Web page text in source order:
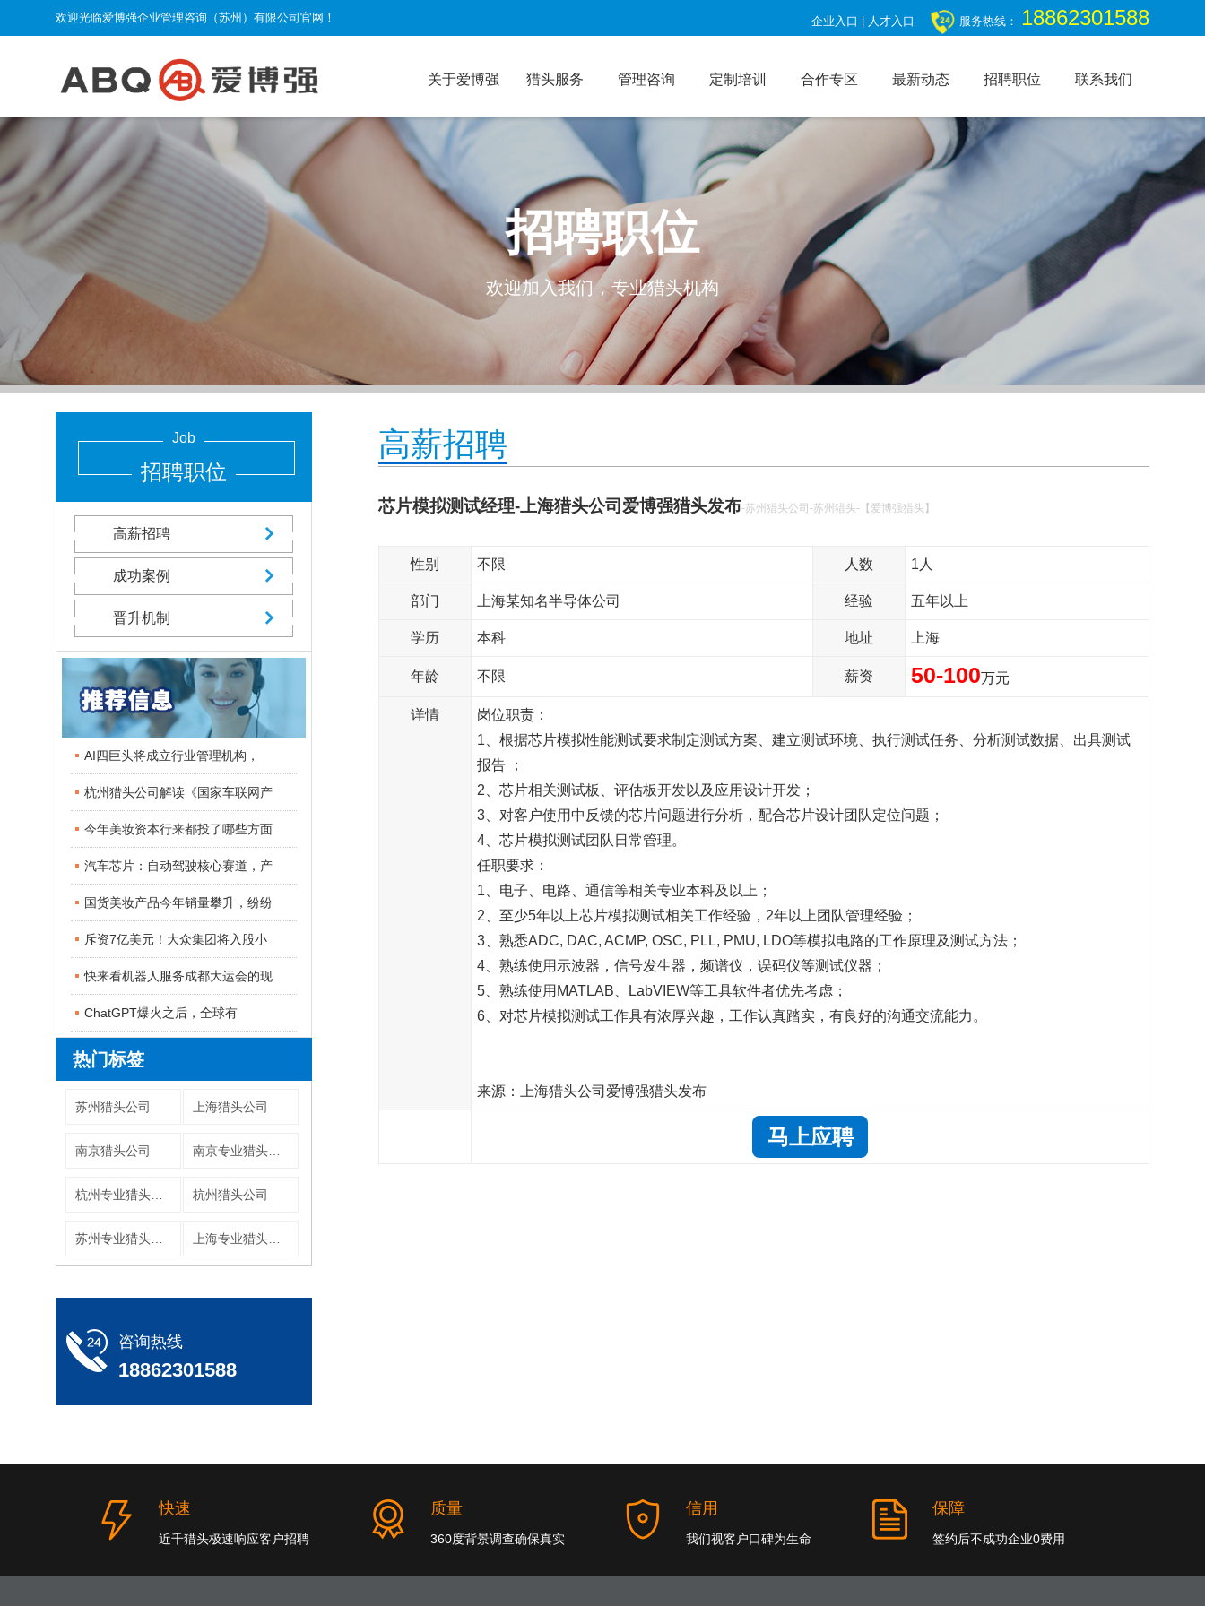
欢迎光临爱博强企业管理咨询（苏州）有限公司官网！ 企业入口 人才入口 服务热线： 18862301588
关于爱博强 猎头服务 管理咨询 定制培训 合作专区 最新动态 招聘职位 联系我们
招聘职位
欢迎加入我们，专业猎头机构
Job
招聘职位
高薪招聘
成功案例
晋升机制
AI四巨头将成立行业管理机构，
杭州猎头公司解读《国家车联网产
今年美妆资本行来都投了哪些方面
汽车芯片：自动驾驶核心赛道，产
国货美妆产品今年销量攀升，纷纷
斥资7亿美元！大众集团将入股小
快来看机器人服务成都大运会的现
ChatGPT爆火之后，全球有
热门标签
苏州猎头公司 上海猎头公司
南京猎头公司
杭州猎头公司
咨询热线
18862301588
高薪招聘
芯片模拟测试经理-上海猎头公司爱博强猎头发布-苏州猎头公司-苏州猎头-【爱博强猎头】
性别 不限 人数 1人
部门 上海某知名半导体公司 经验 五年以上
学历 本科 地址 上海
年龄 不限 薪资 50-100万元
详情
岗位职责：
1、根据芯片模拟性能测试要求制定测试方案、建立测试环境、执行测试任务、分析测试数据、出具测试
报告 ；
2、芯片相关测试板、评估板开发以及应用设计开发；
3、对客户使用中反馈的芯片问题进行分析，配合芯片设计团队定位问题；
4、芯片模拟测试团队日常管理。
任职要求：
1、电子、电路、通信等相关专业本科及以上；
2、至少5年以上芯片模拟测试相关工作经验，2年以上团队管理经验；
3、熟悉ADC, DAC, ACMP, OSC, PLL, PMU, LDO等模拟电路的工作原理及测试方法；
4、熟练使用示波器，信号发生器，频谱仪，误码仪等测试仪器；
5、熟练使用MATLAB、LabVIEW等工具软件者优先考虑；
6、对芯片模拟测试工作具有浓厚兴趣，工作认真踏实，有良好的沟通交流能力。
来源：上海猎头公司爱博强猎头发布
马上应聘
快速
近千猎头极速响应客户招聘
质量
360度背景调查确保真实
信用
我们视客户口碑为生命
保障
签约后不成功企业0费用